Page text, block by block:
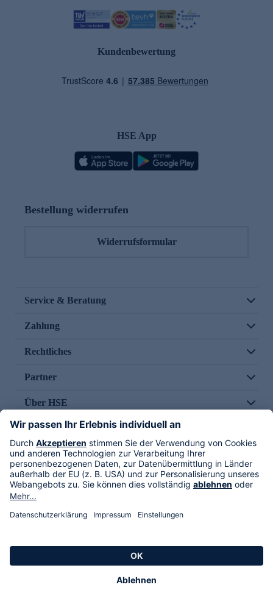
Kundenbewertung
HSE App
Bestellung widerrufen
Widerrufsformular
Service & Beratung
Zahlung
Rechtliches
Partner
Über HSE
Im TV
HSE International